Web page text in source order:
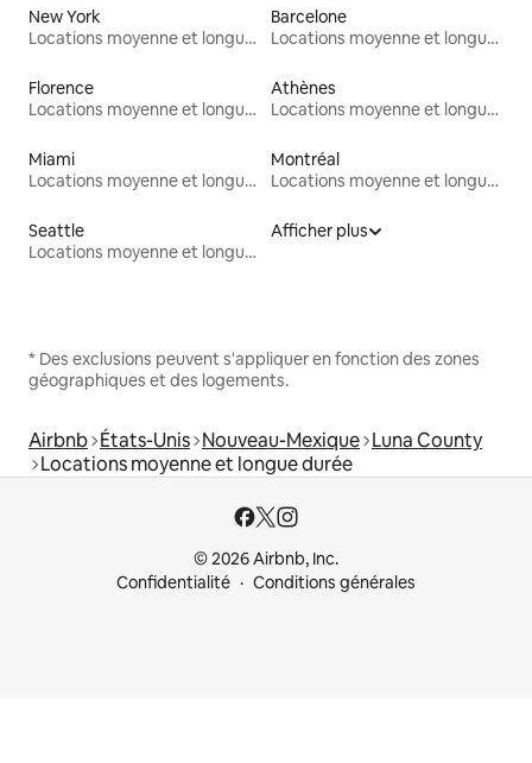
New York
Locations moyenne et longue durée
Barcelone
Locations moyenne et longue durée
Florence
Locations moyenne et longue durée
Athènes
Locations moyenne et longue durée
Miami
Locations moyenne et longue durée
Montréal
Locations moyenne et longue durée
Seattle
Locations moyenne et longue durée
Afficher plus
* Des exclusions peuvent s'appliquer en fonction des zones
géographiques et des logements.
Airbnb États-Unis Nouveau-Mexique Luna County
Locations moyenne et longue durée
© 2026 Airbnb, Inc.
Confidentialité
Conditions générales